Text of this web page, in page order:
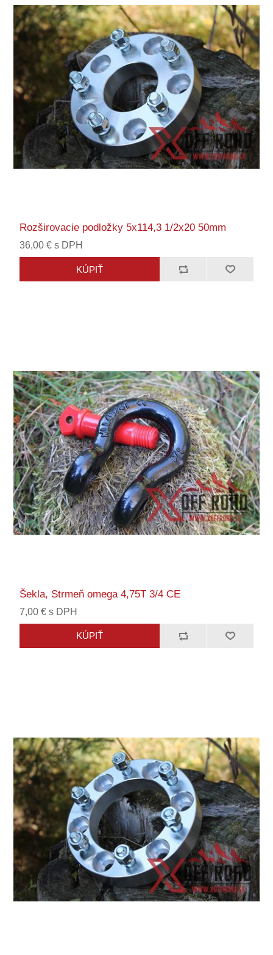
Rozširovacie podložky 5x114,3 1/2x20 50mm
36,00 € s DPH
Šekla, Strmeň omega 4,75T 3/4 CE
7,00 € s DPH